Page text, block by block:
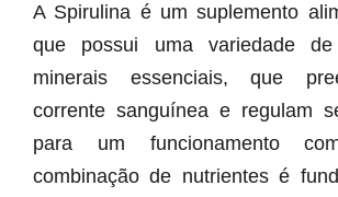
A Spirulina é um suplemento
que possui uma variedade
minerais essenciais, que
corrente sanguínea e regulam
para um funcionamento
combinação de nutrientes é